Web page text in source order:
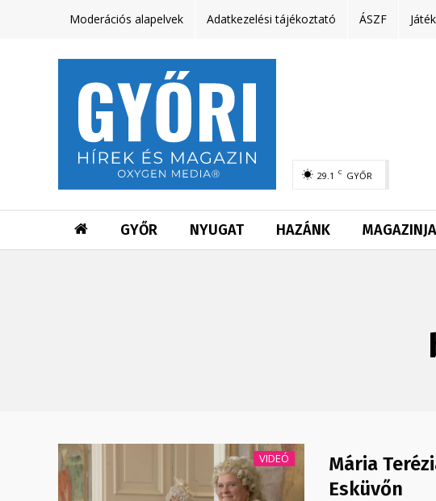
Moderációs alapelvek Adatkezelési tájékoztató ÁSZF
29.1 C GYŐR
GYŐR NYUGAT HAZÁNK
VIDEÓ
Mária
Esküvőn